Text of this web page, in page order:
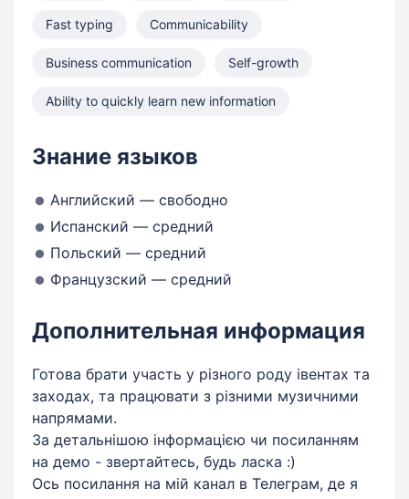
Fast typing Communicability
Business communication Self-growth
Ability to quickly learn new information
Знание языков
Английский — свободно
Испанский — средний
Польский — средний
Французский — средний
Дополнительная информация
Готова брати участь у різного роду івентах та
заходах, та працювати з різними музичними
напрямами.
За детальнішою інформацією чи посиланням
на демо - звертайтесь, будь ласка :)
Ось посилання на мій канал в Телеграм, де я